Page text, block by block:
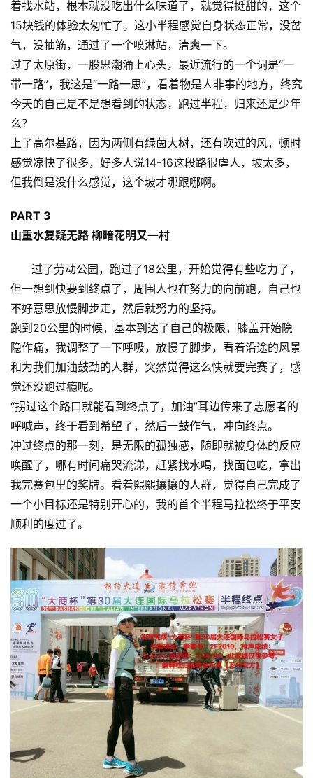
着找水站，根本就没吃出什么味道了，就觉得挺甜的，这个
15块钱的体验太匆忙了。这小半程感觉自身状态正常，没岔
气，没抽筋，通过了一个喷淋站，清爽一下。
过了太原街，一股思潮涌上心头，最近流行的一个词是“一
带一路”，我这是“一路一思”，看着物是人非事的地方，终究
今天的自己是不是想看到的状态，跑过半程，归来还是少年
么？
上了高尔基路，因为两侧有绿茵大树，还有吹过的风，顿时
感觉凉快了很多，好多人说14-16这段路很虐人，坡太多，
但我倒是没什么感觉，这个坡才哪跟哪啊。
PART 3
山重水复疑无路 柳暗花明又一村
过了劳动公园，跑过了18公里，开始觉得有些吃力了，
但一想到快要到终点了，周围人也在努力的向前跑，自己也
不好意思放慢脚步走，然后就努力的坚持。
跑到20公里的时候，基本到达了自己的极限，膝盖开始隐
隐作痛，我调整了一下呼吸，放慢了脚步，看着沿途的风景
和为我们加油鼓劲的人群，突然觉得这么快就要完赛了，感
觉还没跑过瘾呢。
“拐过这个路口就能看到终点了，加油”耳边传来了志愿者的
呼喊声，终于看到希望了，然后一鼓作气，冲向终点。
冲过终点的那一刻，是无限的孤独感，随即就被身体的反应
唤醒了，哪有时间痛哭流涕，赶紧找水喝，找面包吃，拿出
我完赛包里的奖牌。看着熙熙攘攘的人群，觉得自己完成了
一个小目标还是特别开心的，我的首个半程马拉松终于平安
顺利的度过了。